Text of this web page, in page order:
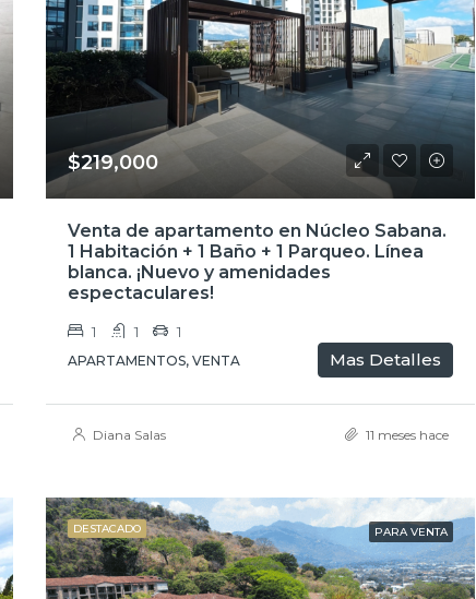
$219,000
Venta de apartamento en Núcleo Sabana.
1 Habitación + 1 Baño + 1 Parqueo. Línea
blanca. ¡Nuevo y amenidades
espectaculares!
1 1 1
APARTAMENTOS, VENTA Mas Detalles
Diana Salas 11 meses hace
DESTACADO PARA VENTA